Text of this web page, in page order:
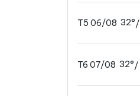
T5 06/08 32°/
T6 07/08 32°/